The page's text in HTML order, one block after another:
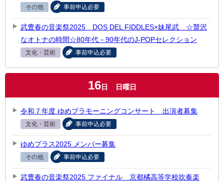
その他 事前申込必要
武豊春の音楽祭2025 DOS DEL FIDDLES×妹尾武 ☆贅沢
なオトナの時間☆80年代－90年代のJ-POPセレクション
文化・芸術 事前申込必要
16日 日曜日
令和７年度 ゆめプラモーニングコンサート 出演者募集
文化・芸術 事前申込必要
ゆめプラス2025 メンバー募集
その他 事前申込必要
武豊春の音楽祭2025 ファイナル 京都橘高等学校吹奏楽